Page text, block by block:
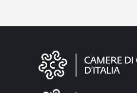
Informazioni